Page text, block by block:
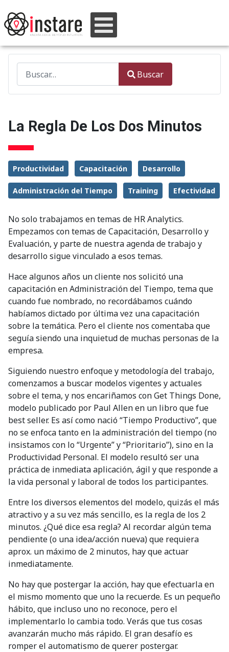
Type 2 or more characters for results.
Buscar
La Regla De Los Dos Minutos
Productividad Capacitación Desarrollo
Administración del Tiempo Training Efectividad
No solo trabajamos en temas de HR Analytics.
Empezamos con temas de Capacitación, Desarrollo y
Evaluación, y parte de nuestra agenda de trabajo y
desarrollo sigue vinculado a esos temas.
Hace algunos años un cliente nos solicitó una
capacitación en Administración del Tiempo, tema que
cuando fue nombrado, no recordábamos cuándo
habíamos dictado por última vez una capacitación
sobre la temática. Pero el cliente nos comentaba que
seguía siendo una inquietud de muchas personas de la
empresa.
Siguiendo nuestro enfoque y metodología del trabajo,
comenzamos a buscar modelos vigentes y actuales
sobre el tema, y nos encariñamos con Get Things Done,
modelo publicado por Paul Allen en un libro que fue
best seller. Es así como nació “Tiempo Productivo”, que
no se enfoca tanto en la administración del tiempo (no
insistamos con lo “Urgente” y “Prioritario”), sino en la
Productividad Personal. El modelo resultó ser una
práctica de inmediata aplicación, ágil y que responde a
la vida personal y laboral de todos los participantes.
Entre los diversos elementos del modelo, quizás el más
atractivo y a su vez más sencillo, es la regla de los 2
minutos. ¿Qué dice esa regla? Al recordar algún tema
pendiente (o una idea/acción nueva) que requiera
aprox. un máximo de 2 minutos, hay que actuar
inmediatamente.
No hay que postergar la acción, hay que efectuarla en
el mismo momento que uno la recuerde. Es un pequeño
hábito, que incluso uno no reconoce, pero el
implementarlo lo cambia todo. Verás que tus cosas
avanzarán mucho más rápido. El gran desafío es
romper el automatismo de querer postergar.